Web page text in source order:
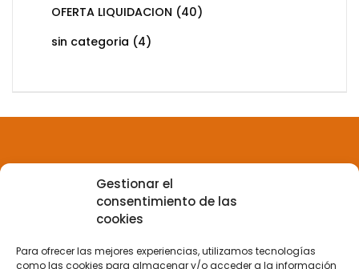
Gestionar el
consentimiento de las
cookies
Para ofrecer las mejores experiencias, utilizamos tecnologías
como las cookies para almacenar y/o acceder a la información
OFERTA LIQUIDACION (40)
sin categoria (4)
Política de privacidad